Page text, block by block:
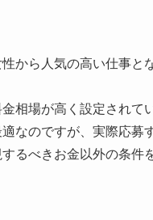
から人気の高い仕事と
相場が高く設定され
なのですが、実際応募
るべきお金以外の条件